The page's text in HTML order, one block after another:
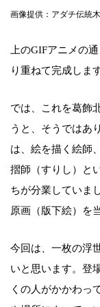
画像提供：アダチ伝統
上のGIFアニメの
り重ねて完成します
では、これを葛飾
うと、そうではあ
は、絵を描く絵師
摺師（すりし）と
ちが分業していま
原画（版下絵）を
今回は、一枚の浮
いと思います。登
くの人がかかわっ